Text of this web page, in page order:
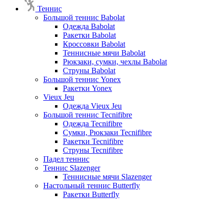
Теннис
Большой теннис Babolat
Одежда Babolat
Ракетки Babolat
Кроссовки Babolat
Теннисные мячи Babolat
Рюкзаки, сумки, чехлы Babolat
Струны Babolat
Большой теннис Yonex
Ракетки Yonex
Vieux Jeu
Одежда Vieux Jeu
Большой теннис Tecnifibre
Одежда Tecnifibre
Сумки, Рюкзаки Tecnifibre
Ракетки Tecnifibre
Струны Tecnifibre
Падел теннис
Теннис Slazenger
Теннисные мячи Slazenger
Настольный теннис Butterfly
Ракетки Butterfly